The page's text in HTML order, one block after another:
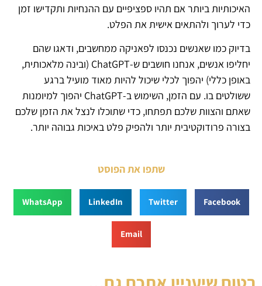
האיכותיות ביותר אם תהיו ספציפיים עם ההנחיות ותקדישו זמן
כדי לערוך ולהתאים אישית את הפלט.
בדיוק כמו שאנשים נכנסו לפאניקה ממחשבים, ודאגו שהם
יחליפו אנשים, אנחנו חושבים ש-ChatGPT (ובינה מלאכותית,
באופן כללי) יהפוך לכלי שיכול להיות מאוד מועיל ברגע
ששולטים בו. עם הזמן, השימוש ב-ChatGPT יהפוך למיומנות
שאתם והצוות שלכם תפתחו, כדי שתוכלו לנצל את הזמן שלכם
בצורה פרודוקטיבית יותר ולהפיק פלט באיכות גבוהה יותר.
שתפו את הפוסט
Facebook
Twitter
LinkedIn
WhatsApp
Email